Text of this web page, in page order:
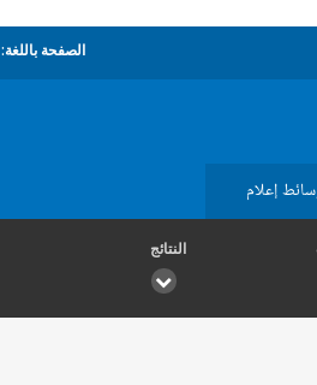
الصفحة باللغة:
إعلام
النتائج